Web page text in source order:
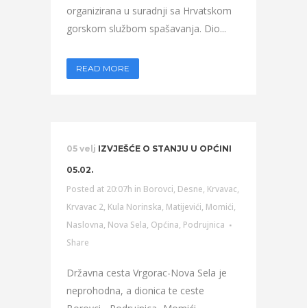
organizirana u suradnji sa Hrvatskom
gorskom službom spašavanja. Dio...
READ MORE
05 velj IZVJEŠĆE O STANJU U OPĆINI
05.02.
Posted at 20:07h in Borovci, Desne, Krvavac,
Krvavac 2, Kula Norinska, Matijevići, Momići,
Naslovna, Nova Sela, Općina, Podrujnica
Share
Državna cesta Vrgorac-Nova Sela je
neprohodna, a dionica te ceste